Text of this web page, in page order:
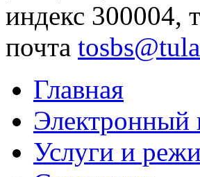
индекс 300004,
почта
Главная
Электронный
Услуги и